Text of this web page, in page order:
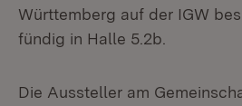
Württemberg auf der IGW
fündig in Halle 5.2b.
Die Aussteller am